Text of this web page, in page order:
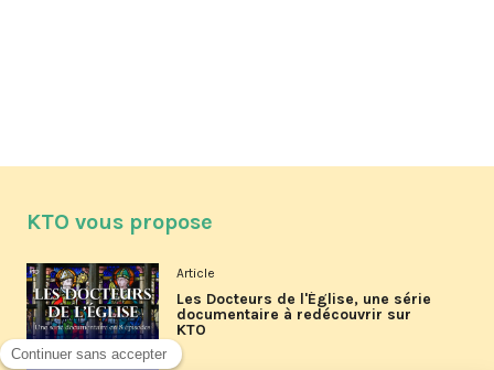
KTO vous propose
Article
Les Docteurs de l'Église, une série
documentaire à redécouvrir sur
KTO